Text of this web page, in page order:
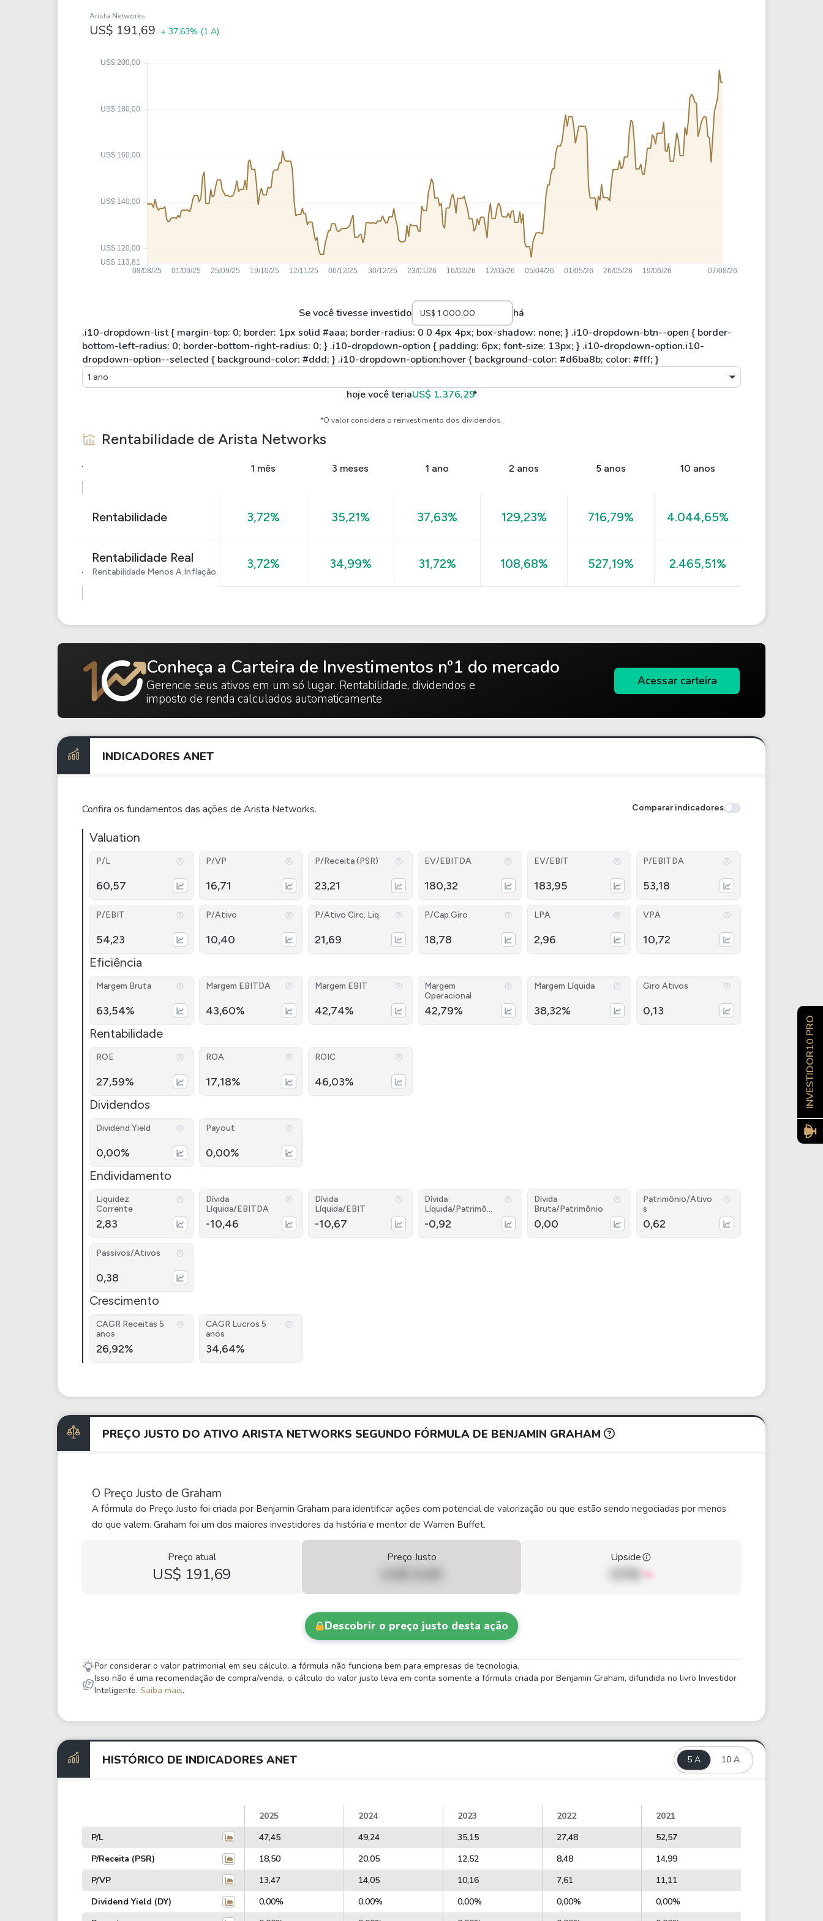
Klabin
Petrobrás
Ver todos
KNCR11
Arista Networks
US$ 191,69 + 37,63% (1 A)
Se você tivesse investido há
1 ano
hoje você teriaUS$ 1.376,29*
*O valor considera o reinvestimento dos dividendos.
Rentabilidade de Arista Networks
1 mês 3 meses 1 ano 2 anos 5 anos 10 anos
Rentabilidade 3,72% 35,21% 37,63% 129,23% 716,79% 4.044,65%
Rentabilidade Real
Rentabilidade Menos A Inflação.
3,72% 34,99% 31,72% 108,68% 527,19% 2.465,51%
Conheça a Carteira de Investimentos nº1 do mercado
Gerencie seus ativos em um só lugar. Rentabilidade, dividendos e
imposto de renda calculados automaticamente
Acessar carteira
INDICADORES ANET
Confira os fundamentos das ações de Arista Networks. Comparar indicadores
Valuation
P/L
60,57
P/VP
16,71
P/Receita (PSR)
23,21
EV/EBITDA
180,32
EV/EBIT
183,95
P/EBITDA
53,18
P/EBIT
54,23
P/Ativo
10,40
P/Ativo Circ. Liq.
21,69
P/Cap.Giro
18,78
LPA
2,96
VPA
10,72
Eficiência
Margem Bruta
63,54%
Margem EBITDA
43,60%
Margem EBIT
42,74%
Margem
Operacional
42,79%
Margem Líquida
38,32%
Giro Ativos
0,13
Rentabilidade
ROE
27,59%
ROA
17,18%
ROIC
46,03%
Dividendos
Dividend Yield
0,00%
Payout
0,00%
Endividamento
Liquidez
Corrente
2,83
Dívida
Líquida/EBITDA
-10,46
Dívida
Líquida/EBIT
-10,67
Dívida
Líquida/Patrimôni
-0,92
Dívida
Bruta/Patrimônio
0,00
Patrimônio/Ativo
s
0,62
Passivos/Ativos
0,38
Crescimento
CAGR Receitas 5
anos
26,92%
CAGR Lucros 5
anos
34,64%
PREÇO JUSTO DO ATIVO ARISTA NETWORKS SEGUNDO FÓRMULA DE BENJAMIN GRAHAM
O Preço Justo de Graham
A fórmula do Preço Justo foi criada por Benjamin Graham para identificar ações com potencial de valorização ou que estão sendo negociadas por menos
do que valem. Graham foi um dos maiores investidores da história e mentor de Warren Buffet.
Preço atual
US$ 191,69
Preço Justo Upside
00%
Descobrir o preço justo desta ação
Por considerar o valor patrimonial em seu cálculo, a fórmula não funciona bem para empresas de tecnologia.
Isso não é uma recomendação de compra/venda, o cálculo do valor justo leva em conta somente a fórmula criada por Benjamin Graham, difundida no livro Investidor
Inteligente. Saiba mais.
HISTÓRICO DE INDICADORES ANET 5 A 10 A
2025 2024 2023 2022
2021
P/L
47,45 49,24 35,15 27,48
52,57
P/Receita (PSR)
18,50 20,05 12,52 8,48
14,99
P/VP
13,47 14,05 10,16 7,61
11,11
Dividend Yield (DY)
0,00% 0,00% 0,00% 0,00%
0,00%
INVESTIDOR10 PRO